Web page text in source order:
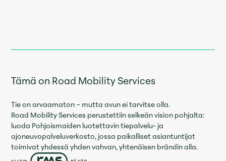
Tämä on Road Mobility Services
Tie on arvaamaton – mutta avun ei tarvitse olla.
Road Mobility Services perustettiin selkeän vision pohjalta:
luoda Pohjoismaiden luotettavin tiepalvelu- ja
ajoneuvopalveluverkosto, jossa paikalliset asiantuntijat
toimivat yhdessä yhden vahvan, yhtenäisen brändin alla.